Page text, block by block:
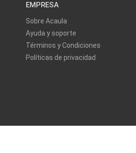
EMPRESA
Sobre Acaula
Ayuda y soporte
Términos y Condiciones
Políticas de privacidad